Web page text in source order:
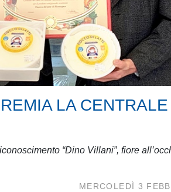
LA CENTRALE
“Dino Villani”, fiore
MERCOLEDÌ 3